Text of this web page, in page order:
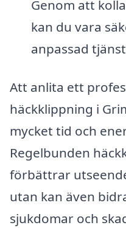
Genom att
kan du vara
anpassad
Att anlita ett
häckklippning i
mycket tid och
Regelbunden
förbättrar
utan kan även
sjukdomar och